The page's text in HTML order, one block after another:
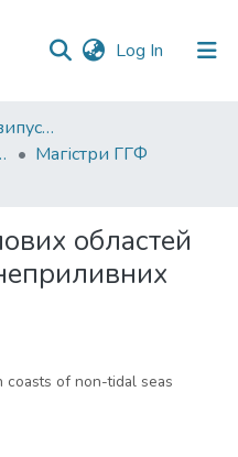
Log In (current)
01. Кваліфікаційні випускні роботи здобувачів вищої освіти
Магістри ГГФ
областей
coasts of non-tidal seas